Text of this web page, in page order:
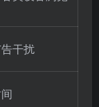
干扰